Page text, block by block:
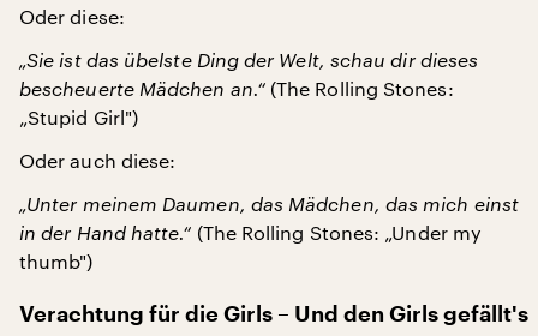
Oder diese:
„Sie ist das übelste Ding der Welt, schau dir dieses
bescheuerte Mädchen an.“(The Rolling Stones:
„Stupid Girl")
Oder auch diese:
„Unter meinem Daumen, das Mädchen, das mich einst
in der Hand hatte.“ (The Rolling Stones: „Under my
thumb")
Verachtung für die Girls – Und den Girls gefällt's